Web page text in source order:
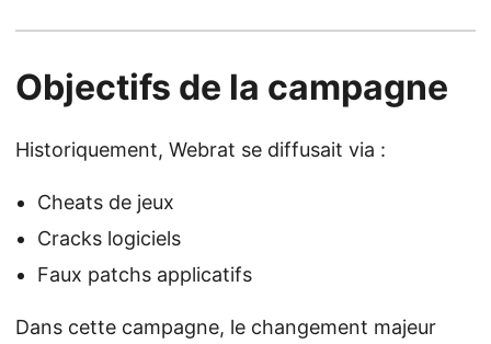
Objectifs de la campagne
Historiquement, Webrat se diffusait via :
Cheats de jeux
Cracks logiciels
Faux patchs applicatifs
Dans cette campagne, le changement majeur